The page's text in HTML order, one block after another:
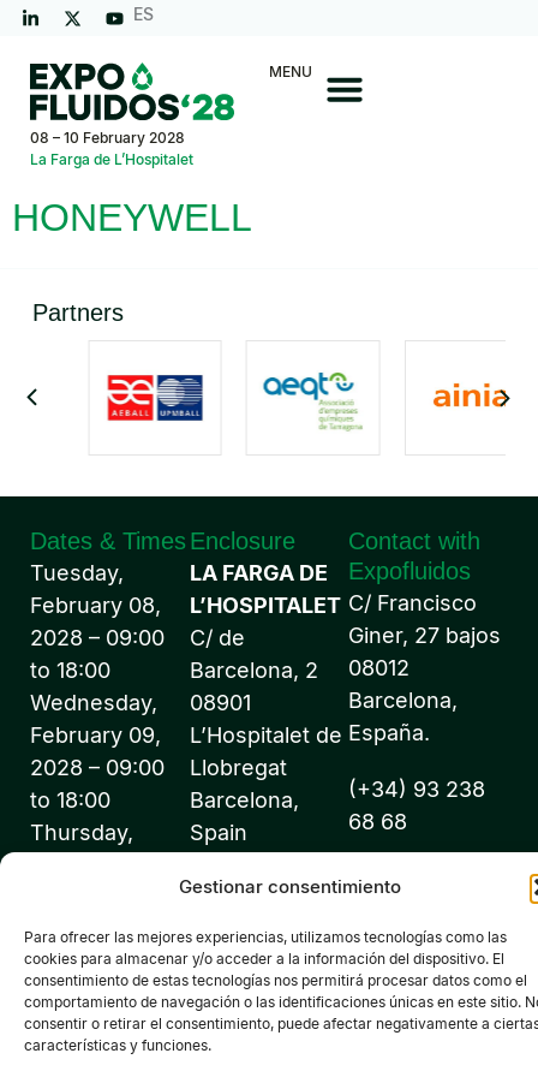
Gestionar consentimiento
Para ofrecer las mejores experiencias, utilizamos tecnologías como las
cookies para almacenar y/o acceder a la información del dispositivo. El
consentimiento de estas tecnologías nos permitirá procesar datos como el
comportamiento de navegación o las identificaciones únicas en este sitio.
consentir o retirar el consentimiento, puede afectar negativamente a
características y funciones.
ES
08 – 10 February 2028
La Farga de L’Hospitalet
MENU
HONEYWELL
Partners
Dates & Times
Tuesday,
February 08,
2028 – 09:00
to 18:00
Wednesday,
February 09,
2028 – 09:00
to 18:00
Thursday,
to 18:00
Enclosure
LA FARGA DE
L’HOSPITALET
C/ de
Barcelona, 2
08901
L’Hospitalet de
Llobregat
Barcelona,
Spain
Contact with
Expofluidos
C/ Francisco
Giner, 27 bajos
08012
Barcelona,
España.
(+34) 93 238
68 68